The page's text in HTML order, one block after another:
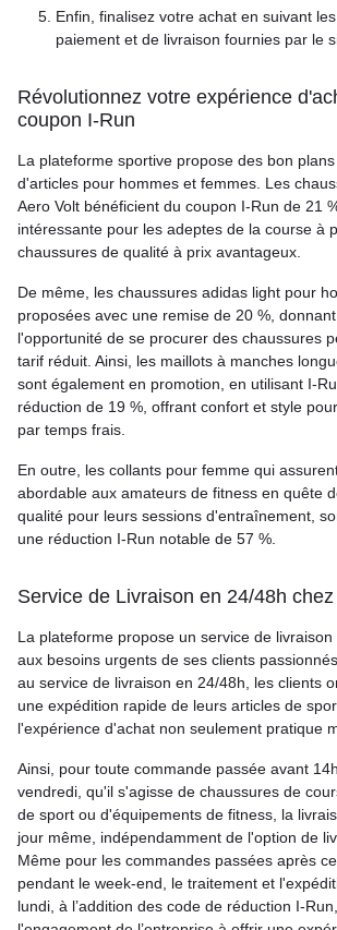
Enfin, finalisez votre achat en suivant
paiement et de livraison fournies par le
Révolutionnez votre expérience
coupon I-Run
La plateforme sportive propose des bon
d'articles pour hommes et femmes. Les
Aero Volt bénéficient du coupon I-Run de 21
intéressante pour les adeptes de la course à
chaussures de qualité à prix avantageux.
De même, les chaussures adidas light pour
proposées avec une remise de 20 %,
l'opportunité de se procurer des chaussures
tarif réduit. Ainsi, les maillots à manches
sont également en promotion, en utilisant I-
réduction de 19 %, offrant confort et style
par temps frais.
En outre, les collants pour femme qui
abordable aux amateurs de fitness en quête
qualité pour leurs sessions d'entraînement,
une réduction I-Run notable de 57 %.
Service de Livraison en 24/48h
La plateforme propose un service de
aux besoins urgents de ses clients
au service de livraison en 24/48h, les clients
une expédition rapide de leurs articles de
l'expérience d'achat non seulement pratique
Ainsi, pour toute commande passée avant
vendredi, qu'il s'agisse de chaussures de
de sport ou d'équipements de fitness, la
jour même, indépendamment de l'option de
Même pour les commandes passées après
pendant le week-end, le traitement et
lundi, à l’addition des code de réduction I-